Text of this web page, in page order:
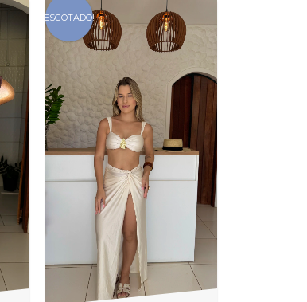
ESGOTADO!